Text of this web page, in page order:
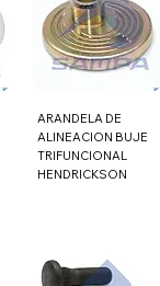
ARANDELA DE
ALINEACION BUJE
TRIFUNCIONAL
HENDRICKSON